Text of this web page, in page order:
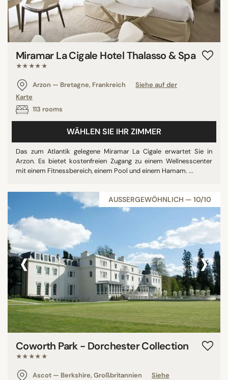
Miramar La Cigale Hotel Thalasso & Spa
★★★★★
Arzon — Bretagne, Frankreich
Siehe auf der
Karte
113 rooms
WÄHLEN SIE IHR ZIMMER
Das zum Atlantik gelegene Miramar La Cigale erwartet Sie in
Arzon. Es bietet kostenfreien Zugang zu einem Wellnesscenter
mit einem Fitnessbereich, einem Pool und einem Hamam. ...
AUSSERGEWÖHNLICH — 10/10
‹ ›
Coworth Park - Dorchester Collection
★★★★★
Ascot — Berkshire, Großbritannien
Siehe